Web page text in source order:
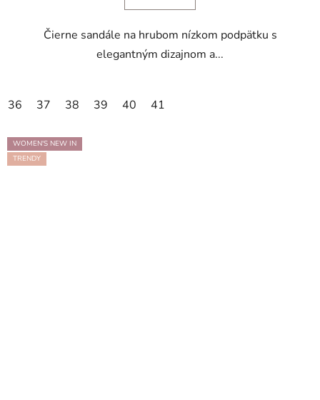
Čierne sandále na hrubom nízkom podpätku s
elegantným dizajnom a...
36 37 38 39 40 41
WOMEN'S NEW IN
TRENDY